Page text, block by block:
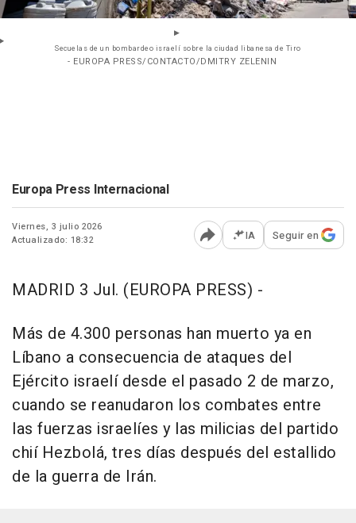
Secuelas de un bombardeo israelí sobre la ciudad libanesa de Tiro
- EUROPA PRESS/CONTACTO/DMITRY ZELENIN
Europa Press Internacional
Viernes, 3 julio 2026
Actualizado: 18:32
Abrir opciones para
IA Seguir en
MADRID 3 Jul. (EUROPA PRESS) -
Más de 4.300 personas han muerto ya en
Líbano a consecuencia de ataques del
Ejército israelí desde el pasado 2 de marzo,
cuando se reanudaron los combates entre
las fuerzas israelíes y las milicias del partido
chií Hezbolá, tres días después del estallido
de la guerra de Irán.